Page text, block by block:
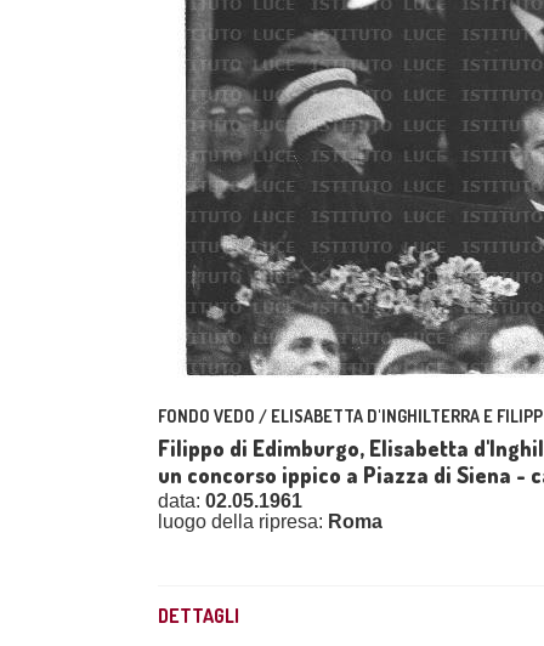
FONDO VEDO / ELISABETTA D'INGHILTERRA E
Filippo di Edimburgo, Elisabetta
un concorso ippico a Piazza di Siena -
data: 02.05.1961
luogo della ripresa: Roma
DETTAGLI